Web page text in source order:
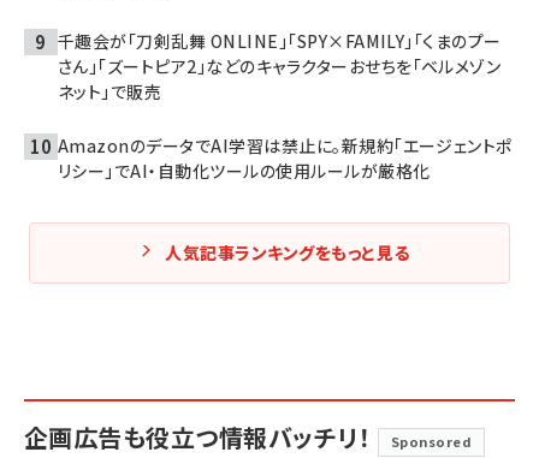
千趣会が「刀剣乱舞 ONLINE」「SPY×FAMILY」「くまのプー
さん」「ズートピア2」などのキャラクターおせちを「ベルメゾン
ネット」で販売
AmazonのデータでAI学習は禁止に。新規約「エージェントポ
リシー」でAI・自動化ツールの使用ルールが厳格化
人気記事ランキングをもっと見る
企画広告も役立つ情報バッチリ！ Sponsored